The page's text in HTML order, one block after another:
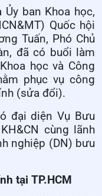
ban Khoa học,
Quốc hội
Tuấn, Phó Chủ
đã có buổi làm
học và Công
phục vụ công
(sửa đổi).
đại diện Vụ Bưu
cùng lãnh
nghiệp (DN) bưu
tại TP.HCM